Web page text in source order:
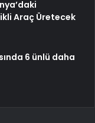
Araç Üretecek
6 ünlü daha